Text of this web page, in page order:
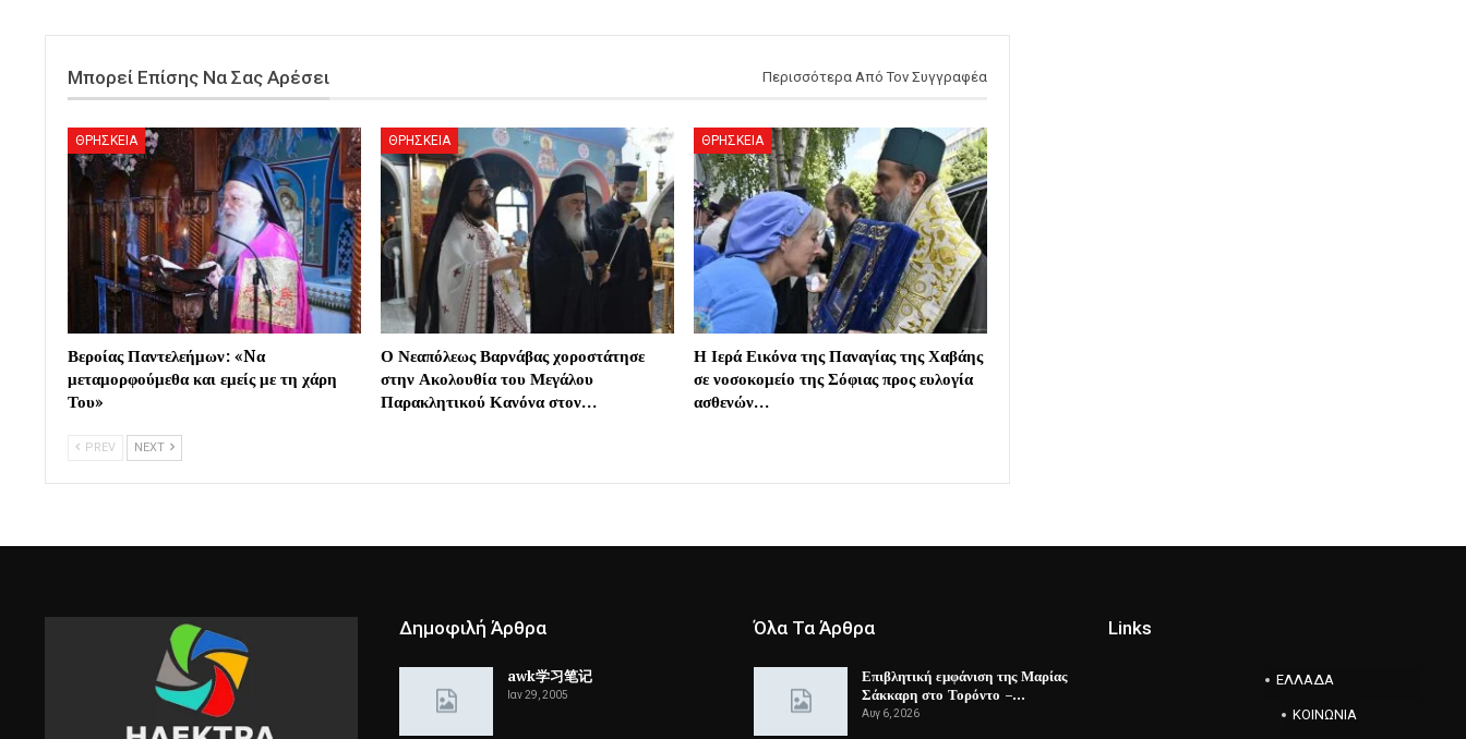
Μπορεί Επίσης Να Σας Αρέσει Περισσότερα Από Τον Συγγραφέα
ΘΡΗΣΚΕΙΑ
Βεροίας Παντελεήμων: «Nα
μεταμορφούμεθα και εμείς με τη χάρη
Του»
ΘΡΗΣΚΕΙΑ
Ο Νεαπόλεως Βαρνάβας χοροστάτησε
στην Ακολουθία του Μεγάλου
Παρακλητικού Κανόνα στον…
ΘΡΗΣΚΕΙΑ
Η Ιερά Εικόνα της Παναγίας της Χαβάης
σε νοσοκομείο της Σόφιας προς ευλογία
ασθενών…
PREV NEXT
Δημοφιλή Άρθρα
awk学习笔记
Ιαν 29, 2005
Όλα Τα Άρθρα
Επιβλητική εμφάνιση της Μαρίας
Σάκκαρη στο Τορόντο –…
Αυγ 6, 2026
Links
ΕΛΛΑΔΑ
ΚΟΙΝΩΝΙΑ